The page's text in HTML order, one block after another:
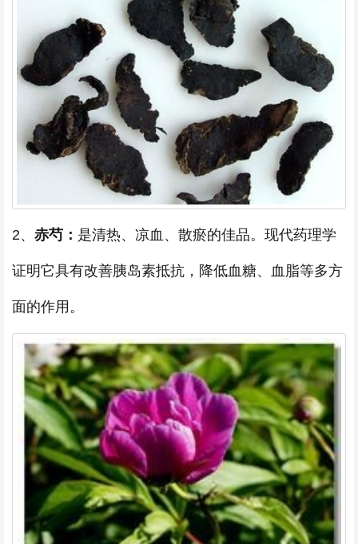
2、 赤芍： 是清热、凉血、散瘀的佳品。现代药理学
证明它具有改善胰岛素抵抗，降低血糖、血脂等多方
面的作用。